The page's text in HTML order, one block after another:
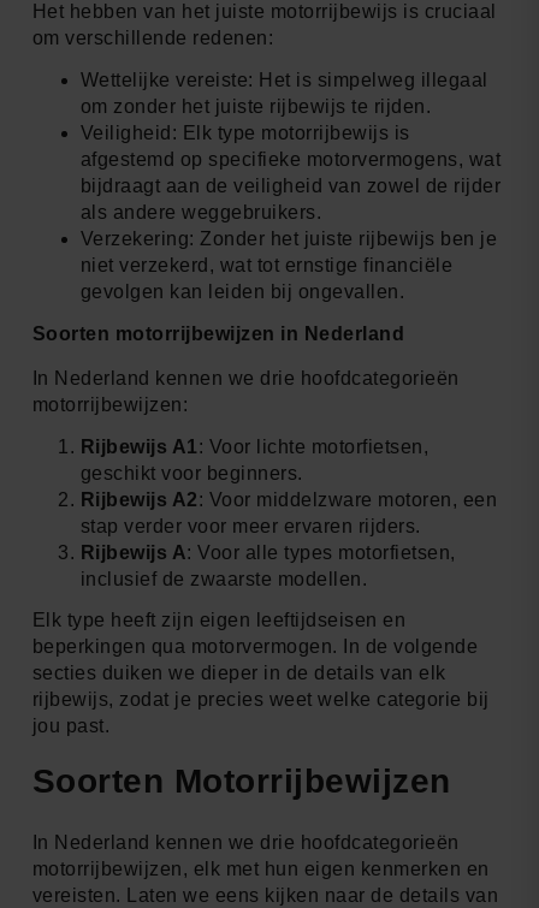
Het hebben van het juiste motorrijbewijs is cruciaal
om verschillende redenen:
Wettelijke vereiste: Het is simpelweg illegaal
om zonder het juiste rijbewijs te rijden.
Veiligheid: Elk type motorrijbewijs is
afgestemd op specifieke motorvermogens, wat
bijdraagt aan de veiligheid van zowel de rijder
als andere weggebruikers.
Verzekering: Zonder het juiste rijbewijs ben je
niet verzekerd, wat tot ernstige financiële
gevolgen kan leiden bij ongevallen.
Soorten motorrijbewijzen in Nederland
In Nederland kennen we drie hoofdcategorieën
motorrijbewijzen:
Rijbewijs A1: Voor lichte motorfietsen,
geschikt voor beginners.
Rijbewijs A2: Voor middelzware motoren, een
stap verder voor meer ervaren rijders.
Rijbewijs A: Voor alle types motorfietsen,
inclusief de zwaarste modellen.
Elk type heeft zijn eigen leeftijdseisen en
beperkingen qua motorvermogen. In de volgende
secties duiken we dieper in de details van elk
rijbewijs, zodat je precies weet welke categorie bij
jou past.
Soorten Motorrijbewijzen
In Nederland kennen we drie hoofdcategorieën
motorrijbewijzen, elk met hun eigen kenmerken en
vereisten. Laten we eens kijken naar de details van